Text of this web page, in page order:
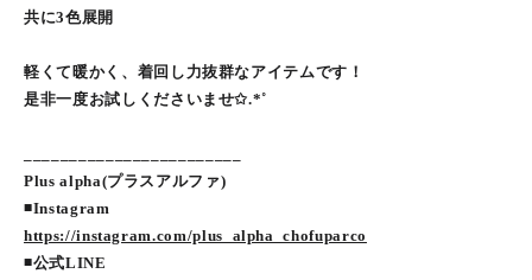
共に3色展開
軽くて暖かく、着回し力抜群なアイテムです！
是非一度お試しくださいませ✩.*˚
Plus alpha(プラスアルファ)
◾️Instagram
https://instagram.com/plus_alpha_chofuparco
◾️公式LINE